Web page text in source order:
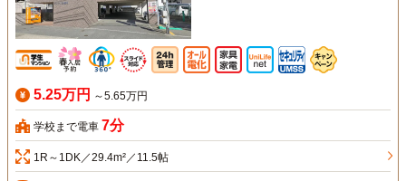
5.25万円 ～5.65万円
学校まで電車 7分
1R～1DK／29.4m²／11.5帖